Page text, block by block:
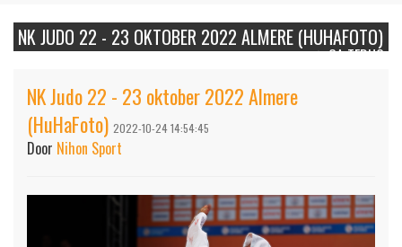
NK JUDO 22 - 23 OKTOBER 2022 ALMERE (HUHAFOTO)
GA TERUG
NK Judo 22 - 23 oktober 2022 Almere
(HuHaFoto) 2022-10-24 14:54:45
Door Nihon Sport